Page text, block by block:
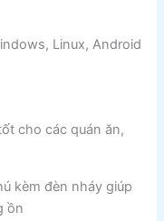
Linux, Android
cho các quán ăn,
kèm đèn nháy giúp
ồn